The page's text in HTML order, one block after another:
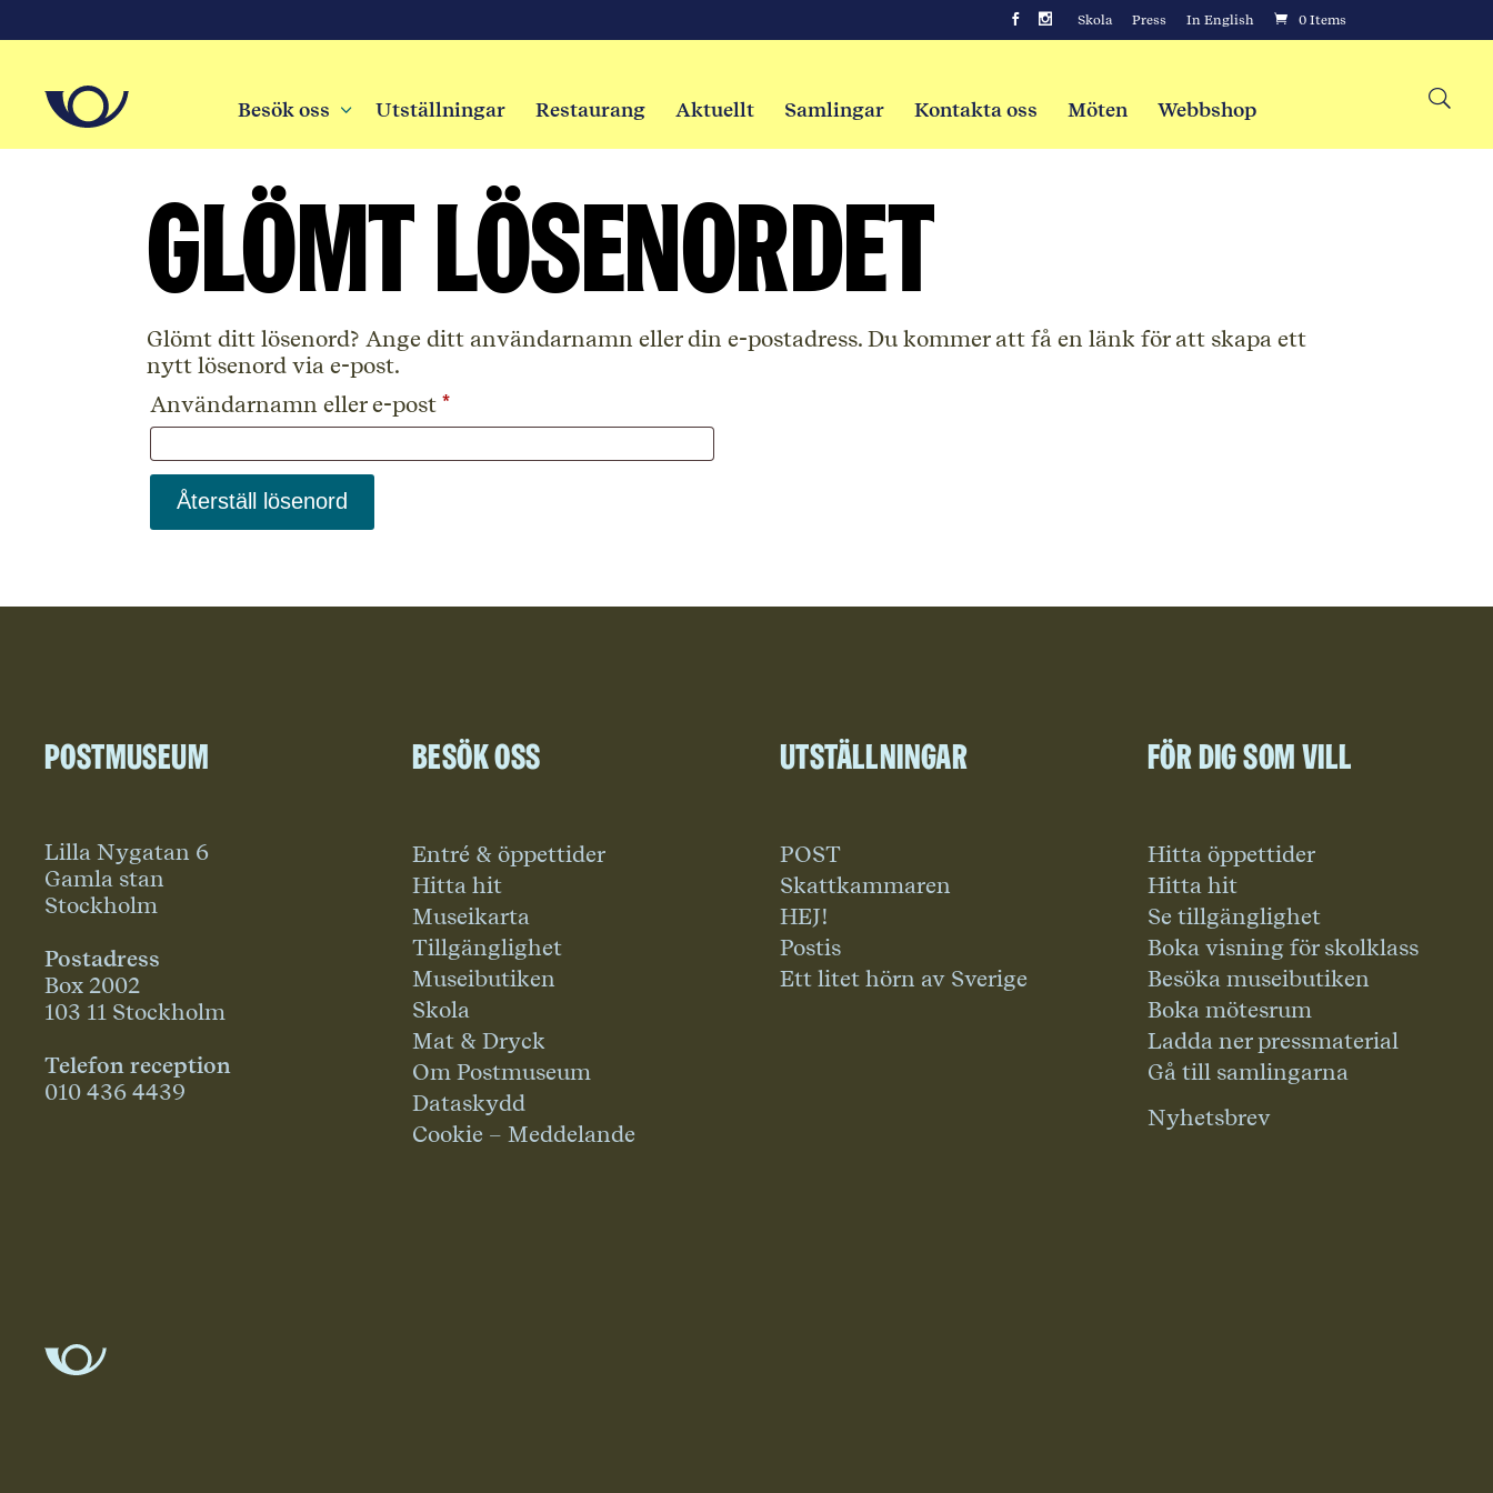
Skola Press In English 0 Items
Besök oss 3 Utställningar Restaurang Aktuellt Samlingar Kontakta oss Möten Webbshop
Glömt lösenordet
Glömt ditt lösenord? Ange ditt användarnamn eller din e-postadress. Du kommer att få en länk för att skapa ett
nytt lösenord via e-post.
Användarnamn eller e-post *Obligatoriskt
Återställ lösenord
Postmuseum
Lilla Nygatan 6
Gamla stan
Stockholm
Postadress
Box 2002
103 11 Stockholm
Telefon reception
010 436 4439
Besök oss
Entré & öppettider
Hitta hit
Museikarta
Tillgänglighet
Museibutiken
Skola
Mat & Dryck
Om Postmuseum
Dataskydd
Cookie – Meddelande
Utställningar
POST
Skattkammaren
HEJ!
Postis
Ett litet hörn av Sverige
För dig som vill
Hitta öppettider
Hitta hit
Se tillgänglighet
Boka visning för skolklass
Besöka museibutiken
Boka mötesrum
Ladda ner pressmaterial
Gå till samlingarna
Nyhetsbrev